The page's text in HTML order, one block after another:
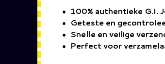
100% authentieke G.I.
Geteste en
Snelle en veilige
Perfect voor